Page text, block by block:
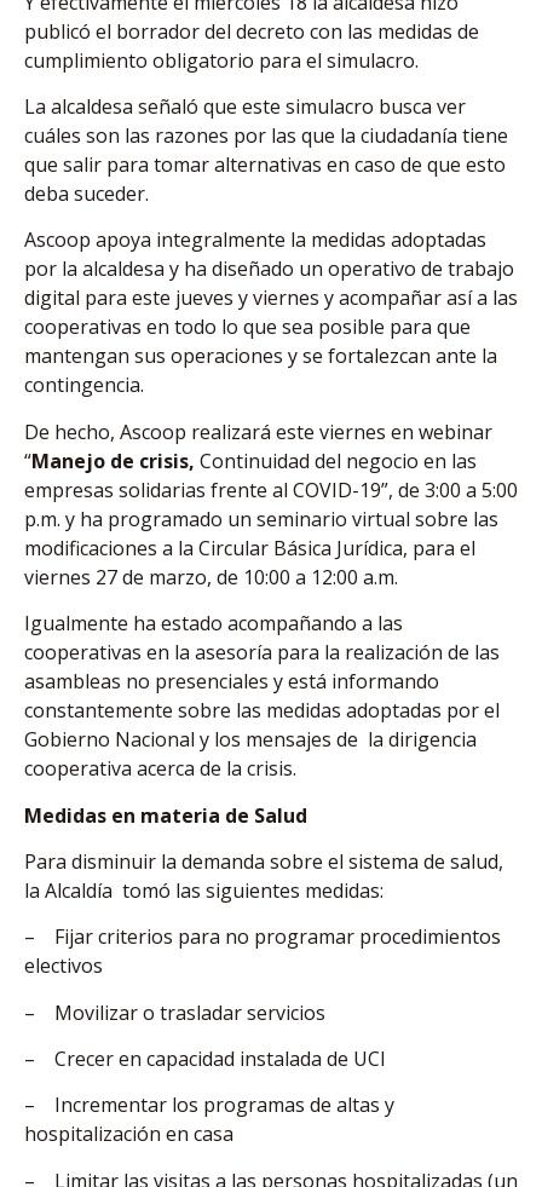
publicó el borrador del decreto con las medidas de
cumplimiento obligatorio para el simulacro.
La alcaldesa señaló que este simulacro busca ver
cuáles son las razones por las que la ciudadanía tiene
que salir para tomar alternativas en caso de que esto
deba suceder.
Ascoop apoya integralmente la medidas adoptadas
por la alcaldesa y ha diseñado un operativo de trabajo
digital para este jueves y viernes y acompañar así a las
cooperativas en todo lo que sea posible para que
mantengan sus operaciones y se fortalezcan ante la
contingencia.
De hecho, Ascoop realizará este viernes en webinar
“Manejo de crisis, Continuidad del negocio en las
empresas solidarias frente al COVID-19”, de 3:00 a 5:00
p.m. y ha programado un seminario virtual sobre las
modificaciones a la Circular Básica Jurídica, para el
viernes 27 de marzo, de 10:00 a 12:00 a.m.
Igualmente ha estado acompañando a las
cooperativas en la asesoría para la realización de las
asambleas no presenciales y está informando
constantemente sobre las medidas adoptadas por el
Gobierno Nacional y los mensajes de la dirigencia
cooperativa acerca de la crisis.
Medidas en materia de Salud
Para disminuir la demanda sobre el sistema de salud,
la Alcaldía tomó las siguientes medidas:
– Fijar criterios para no programar procedimientos
electivos
– Movilizar o trasladar servicios
– Crecer en capacidad instalada de UCI
– Incrementar los programas de altas y
hospitalización en casa
– Limitar las visitas a las personas hospitalizadas (un